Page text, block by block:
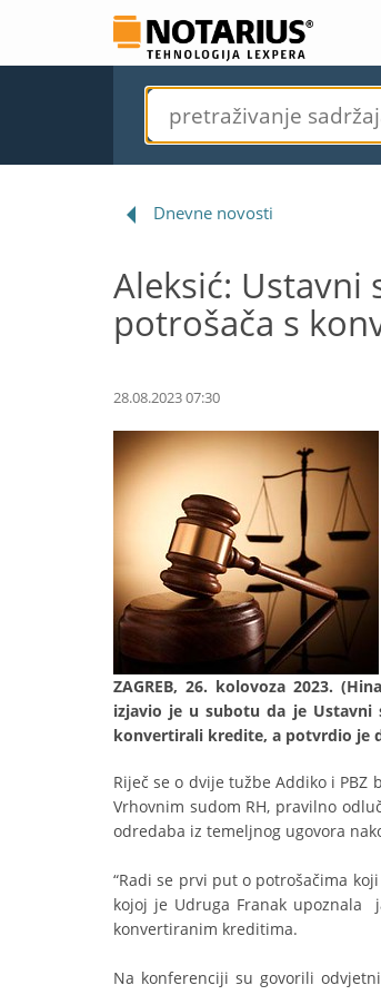
Dnevne novosti
Aleksić:
potrošača s
28.08.2023 07:30
ZAGREB, 26. kolovoza 2023.
izjavio je u subotu da je
konvertirali kredite, a potvrdio je
Riječ se o dvije tužbe Addiko i
Vrhovnim sudom RH, pravilno
odredaba iz temeljnog ugovora
“Radi se prvi put o potrošačima
kojoj je Udruga Franak upoznala
konvertiranim kreditima.
Na konferenciji su govorili